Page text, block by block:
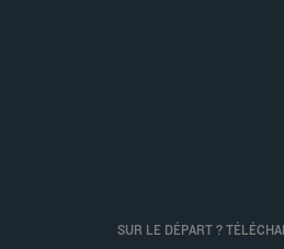
SUR LE DÉPART ?